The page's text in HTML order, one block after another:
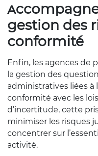
gestion des
conformité
Enfin, les agences de
la gestion des
administratives liées à
conformité avec les
d’incertitude, cette
minimiser les risques
concentrer sur
activité.